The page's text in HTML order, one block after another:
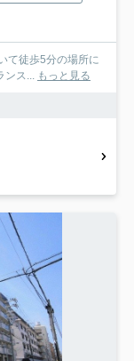
て徒歩5分の場所に
ンス... もっと見る